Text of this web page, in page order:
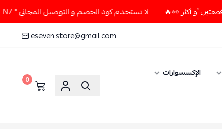
لا تستخدم كود الخصم و التوصيل المجاني " N7 " إلا إذا طلبت قطعتين أو أكثر 👀🔥
eseven.store@gmail.com
الإكسسوارات
0